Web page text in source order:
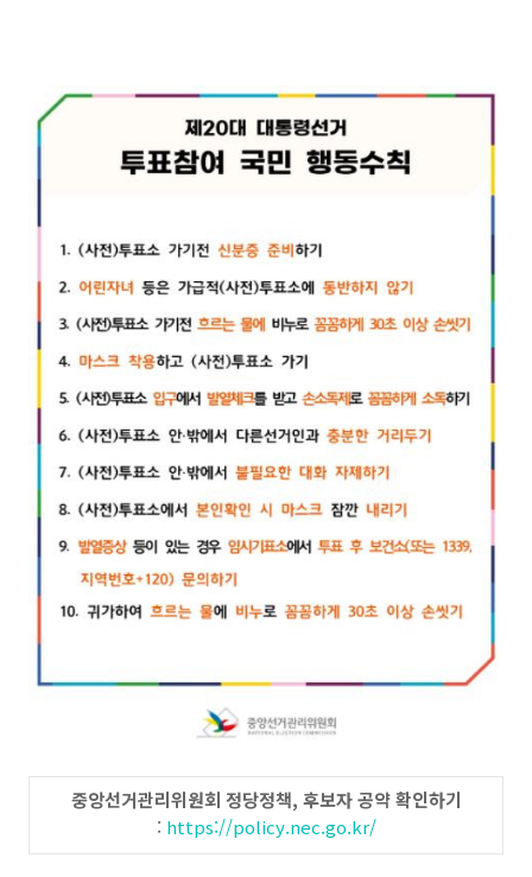
중앙선거관리위원회 정당정책, 후보자 공약 확인하기
: https://policy.nec.go.kr/